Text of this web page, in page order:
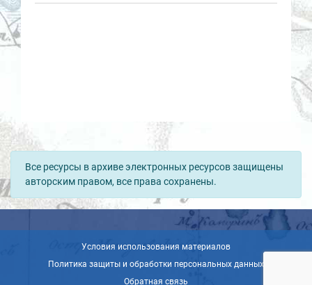
Все ресурсы в архиве электронных ресурсов защищены
авторским правом, все права сохранены.
Условия использования материалов
Политика защиты и обработки персональных данных
Обратная связь